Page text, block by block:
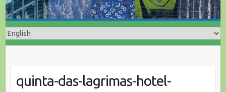
quinta-das-lagrimas-hotel-